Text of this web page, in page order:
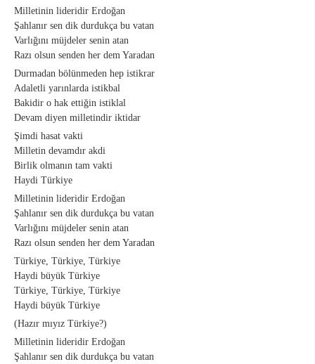
Milletinin lideridir Erdoğan
Şahlanır sen dik durdukça bu vatan
Varlığını müjdeler senin atan
Razı olsun senden her dem Yaradan
Durmadan bölünmeden hep istikrar
Adaletli yarınlarda istikbal
Bakidir o hak ettiğin istiklal
Devam diyen milletindir iktidar
Şimdi hasat vakti
Milletin devamdır akdi
Birlik olmanın tam vakti
Haydi Türkiye
Milletinin lideridir Erdoğan
Şahlanır sen dik durdukça bu vatan
Varlığını müjdeler senin atan
Razı olsun senden her dem Yaradan
Türkiye, Türkiye, Türkiye
Haydi büyük Türkiye
Türkiye, Türkiye, Türkiye
Haydi büyük Türkiye
(Hazır mıyız Türkiye?)
Milletinin lideridir Erdoğan
Şahlanır sen dik durdukça bu vatan